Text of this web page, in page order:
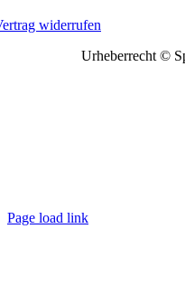
widerrufen
Urheberrecht ©
Page load link